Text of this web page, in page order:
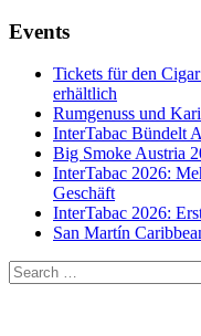
Events
Tickets für den
erhältlich
Rumgenuss und
InterTabac Bündelt
Big Smoke Austria
InterTabac 2026:
Geschäft
InterTabac 2026:
San Martín